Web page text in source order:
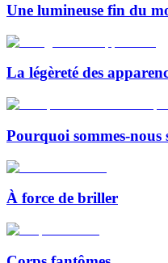
Une lumineuse fin du
La légèreté des
Pourquoi sommes-nous
À force de briller